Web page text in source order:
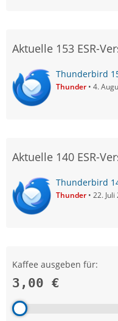
Aktuelle 153 ESR-
Thunderbird
Thunder 4.
Aktuelle 140 ESR-
Thunderbird
Thunder 22.
Kaffee ausgeben für:
3,00 €